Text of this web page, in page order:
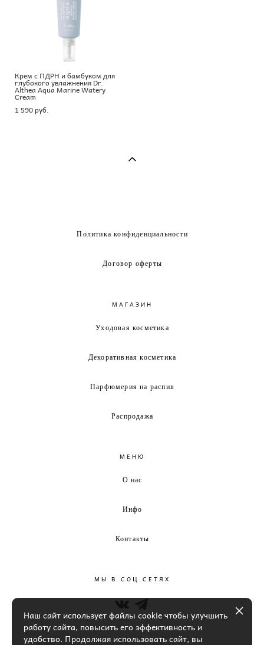
Крем с ПДРН и бамбуком для
глубокого увлажнения Dr.
Althea Aqua Marine Watery
Cream
1 590 pуб.
Политика конфиденциальности
Договор оферты
МАГАЗИН
Уходовая косметика
Декоративная косметика
Парфюмерия на распив
Распродажа
МЕНЮ
О нас
Инфо
Контакты
МЫ В СОЦ.СЕТЯХ
Наш сайт использует файлы cookie чтобы улучшить
работу сайта, повысить его эффективность и
удобство. Продолжая использовать сайт, вы